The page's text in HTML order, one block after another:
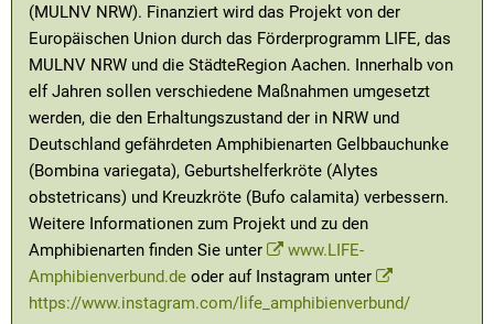
(MULNV NRW). Finanziert wird das Projekt von der
Europäischen Union durch das Förderprogramm LIFE, das
MULNV NRW und die StädteRegion Aachen. Innerhalb von
elf Jahren sollen verschiedene Maßnahmen umgesetzt
werden, die den Erhaltungszustand der in NRW und
Deutschland gefährdeten Amphibienarten Gelbbauchunke
(Bombina variegata), Geburtshelferkröte (Alytes
obstetricans) und Kreuzkröte (Bufo calamita) verbessern.
Weitere Informationen zum Projekt und zu den
Amphibienarten finden Sie unter
www.LIFE-
Amphibienverbund.de oder auf Instagram unter
https://www.instagram.com/life_amphibienverbund/